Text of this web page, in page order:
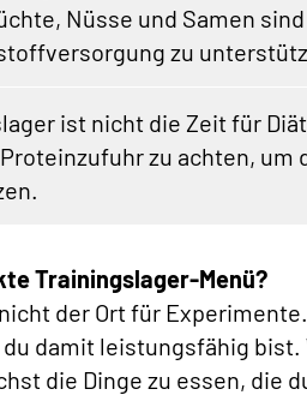
Nüsse und Samen sind
zu
ist nicht die Zeit für
zu achten, um
Trainingslager-Menü?
der Ort für
damit leistungsfähig
die Dinge zu essen, die